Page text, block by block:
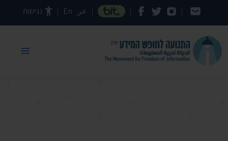
דילוג לתוכן העמוד عر En נגישות